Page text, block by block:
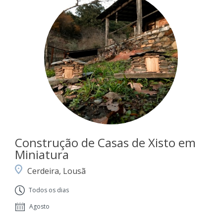
Construção de Casas de Xisto em
Miniatura
Cerdeira, Lousã
Todos os dias
Agosto